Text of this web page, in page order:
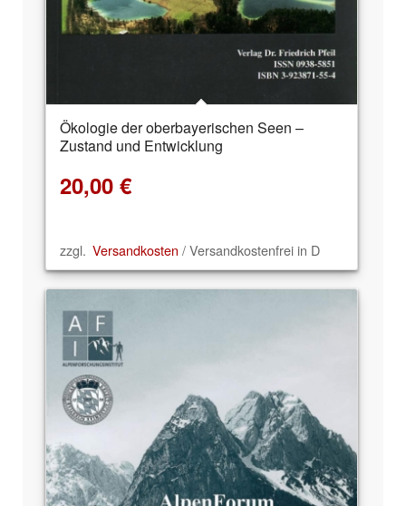
Ökologie der oberbayerischen Seen –
Zustand und Entwicklung
20,00 €
zzgl. Versandkosten / Versandkostenfrei in D